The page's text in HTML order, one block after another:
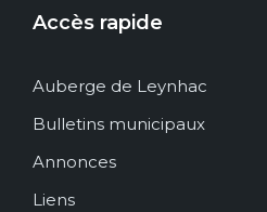
Accès rapide
Auberge de Leynhac
Bulletins municipaux
Annonces
Liens